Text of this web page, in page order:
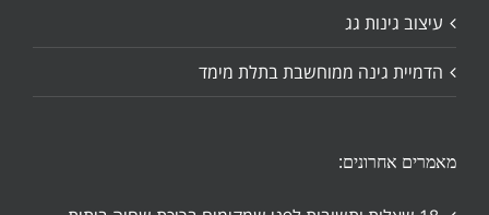
עיצוב גינות גג
הדמיית גינה ממוחשבת בתלת מימד
מאמרים אחרונים: